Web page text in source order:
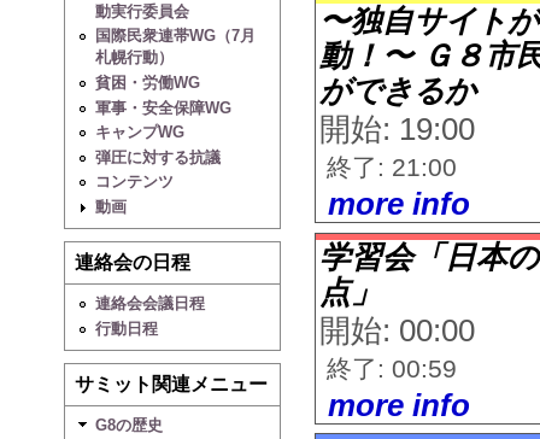
動実行委員会
国際民衆連帯WG（7月
札幌行動）
貧困・労働WG
軍事・安全保障WG
キャンプWG
弾圧に対する抗議
コンテンツ
動画
連絡会の日程
連絡会会議日程
行動日程
サミット関連メニュー
G8の歴史
〜独自サイト
動！〜 Ｇ８市
ができるか
開始: 19:00
終了: 21:00
more info
学習会「日本
点」
開始: 00:00
終了: 00:59
more info